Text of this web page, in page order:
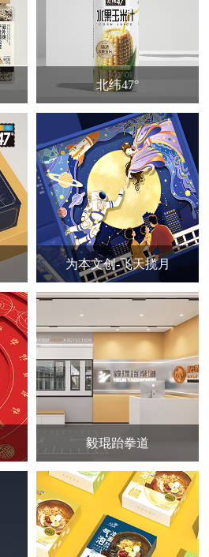
北纬47°
为本文创-飞天揽月
毅琨跆拳道